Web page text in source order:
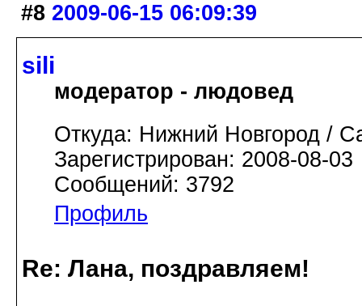
#8 2009-06-15 06:09:39
sili
модератор - людовед
Откуда: Нижний Новгород /
Зарегистрирован: 2008-08-03
Сообщений: 3792
Профиль
Re: Лана, поздравляем!